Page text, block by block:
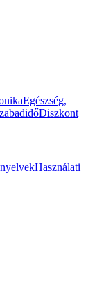
Egészség,
Diszkont
Használati